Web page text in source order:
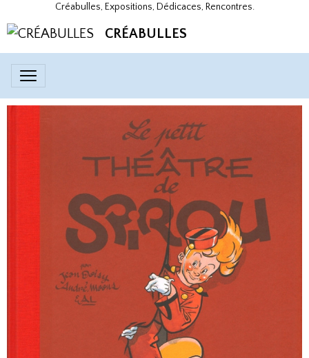
Créabulles, Expositions, Dédicaces, Rencontres.
CRÉABULLES